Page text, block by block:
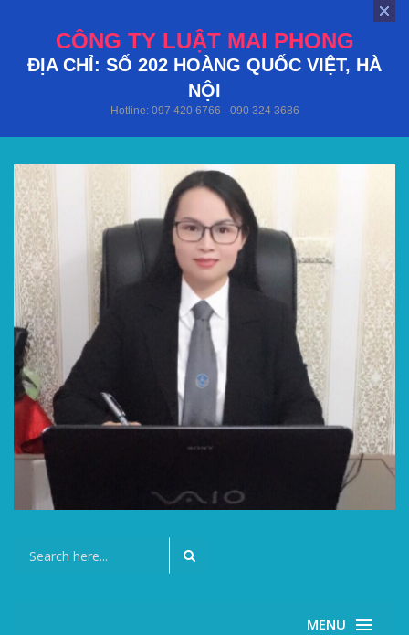
CÔNG TY LUẬT MAI PHONG
ĐỊA CHỈ: SỐ 202 HOÀNG QUỐC VIỆT, HÀ
NỘI
Hotline: 097 420 6766 - 090 324 3686
MENU